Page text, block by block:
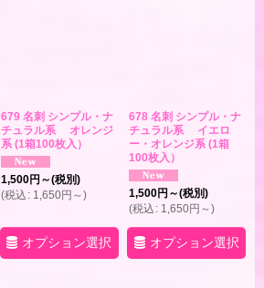
679 名刺 シンプル・ナ
チュラル系 オレンジ
系 (1箱100枚入）
1,500円 ～(税別)
(税込 : 1,650円 ～)
オプション選択
678 名刺 シンプル・ナ
チュラル系 イエロ
ー・オレンジ系 (1箱
100枚入）
1,500円 ～(税別)
(税込 : 1,650円 ～)
オプション選択